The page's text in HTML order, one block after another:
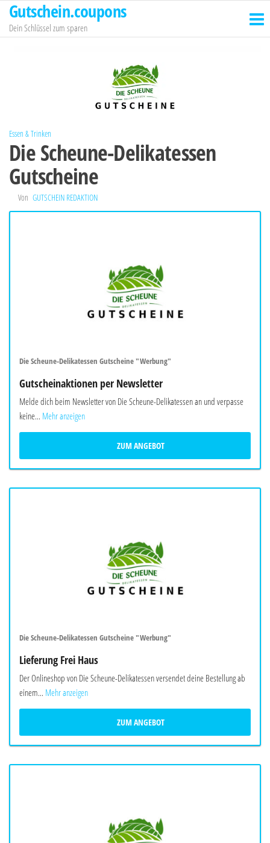
Zum
Inhalt
springen
Gutschein.coupons
Dein Schlüssel zum sparen
Essen & Trinken
Die Scheune-Delikatessen
Gutscheine
Von GUTSCHEIN REDAKTION
Die Scheune-Delikatessen Gutscheine "Werbung"
Gutscheinaktionen per Newsletter
Melde dich beim Newsletter von Die Scheune-Delikatessen an und verpasse
keine... Mehr anzeigen
ZUM ANGEBOT
Die Scheune-Delikatessen Gutscheine "Werbung"
Lieferung Frei Haus
Der Onlineshop von Die Scheune-Delikatessen versendet deine Bestellung ab
einem... Mehr anzeigen
ZUM ANGEBOT